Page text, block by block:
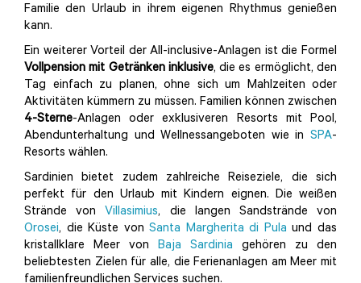
Familie den Urlaub in ihrem eigenen Rhythmus genießen
kann.
Ein weiterer Vorteil der All-inclusive-Anlagen ist die Formel
Vollpension mit Getränken inklusive, die es ermöglicht, den
Tag einfach zu planen, ohne sich um Mahlzeiten oder
Aktivitäten kümmern zu müssen. Familien können zwischen
4-Sterne-Anlagen oder exklusiveren Resorts mit Pool,
Abendunterhaltung und Wellnessangeboten wie in SPA-
Resorts wählen.
Sardinien bietet zudem zahlreiche Reiseziele, die sich
perfekt für den Urlaub mit Kindern eignen. Die weißen
Strände von Villasimius, die langen Sandstrände von
Orosei, die Küste vonSanta Margherita di Pula und das
kristallklare Meer von Baja Sardinia gehören zu den
beliebtesten Zielen für alle, die Ferienanlagen am Meer mit